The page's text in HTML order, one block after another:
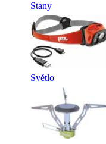
Stany
Světlo